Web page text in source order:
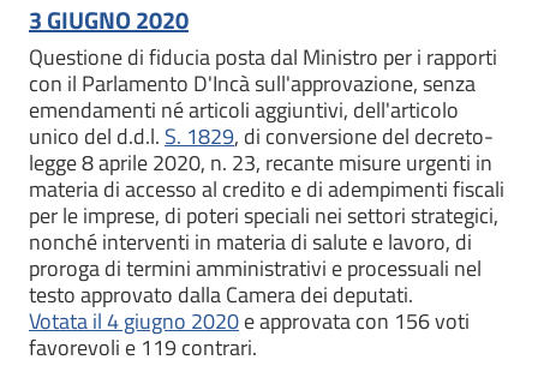
3 GIUGNO 2020
Questione di fiducia posta dal Ministro per i rapporti
con il Parlamento D'Incà sull'approvazione, senza
emendamenti né articoli aggiuntivi, dell'articolo
unico del d.d.l. S. 1829, di conversione del decreto-
legge 8 aprile 2020, n. 23, recante misure urgenti in
materia di accesso al credito e di adempimenti fiscali
per le imprese, di poteri speciali nei settori strategici,
nonché interventi in materia di salute e lavoro, di
proroga di termini amministrativi e processuali nel
testo approvato dalla Camera dei deputati.
Votata il 4 giugno 2020e approvata con 156 voti
favorevoli e 119 contrari.